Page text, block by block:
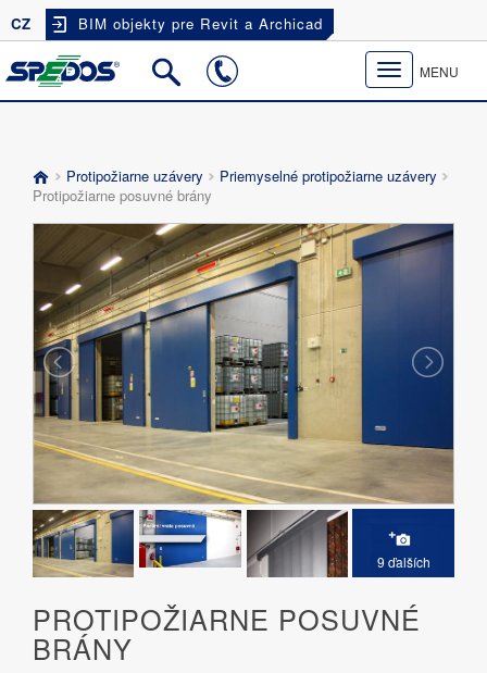
CZ BIM objekty pre Revit a Archicad
Toggle
navigation
MENU
Protipožiarne uzávery
Priemyselné protipožiarne uzávery
Protipožiarne posuvné brány
9 ďalších
PROTIPOŽIARNE POSUVNÉ
BRÁNY